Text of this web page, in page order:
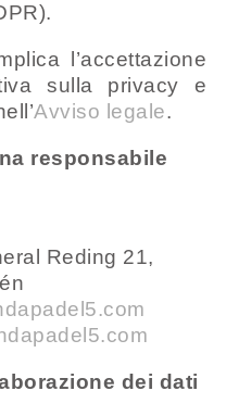
l’accettazione
sulla privacy e
Avviso legale.
responsabile
Reding 21,
dei dati